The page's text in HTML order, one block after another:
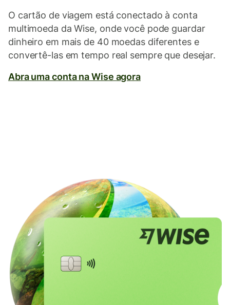
O cartão de viagem está conectado à conta
multimoeda da Wise, onde você pode guardar
dinheiro em mais de 40 moedas diferentes e
convertê-las em tempo real sempre que desejar.
Abra uma conta na Wise agora